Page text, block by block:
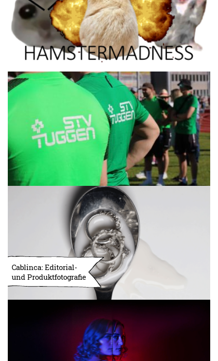
Cablinca: Editorial-
und Produktfotografie